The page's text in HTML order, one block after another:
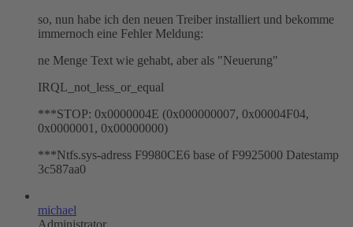
so, nun habe ich den neuen Treiber installiert und bekomme
immernoch eine Fehler Meldung:
ne Menge Text wie gehabt, aber als "Neuerung"
IRQL_not_less_or_equal
***STOP: 0x0000004E (0x000000007, 0x00004F04,
0x0000001, 0x00000000)
***Ntfs.sys-adress F9980CE6 base of F9925000 Datestamp
3c587aa0
michael
Administrator